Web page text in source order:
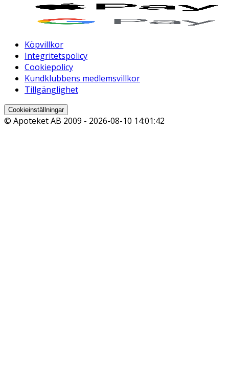
Köpvillkor
Integritetspolicy
Cookiepolicy
Kundklubbens medlemsvillkor
Tillgänglighet
Cookieinställningar
© Apoteket AB 2009 - 2026-08-10 14:01:42